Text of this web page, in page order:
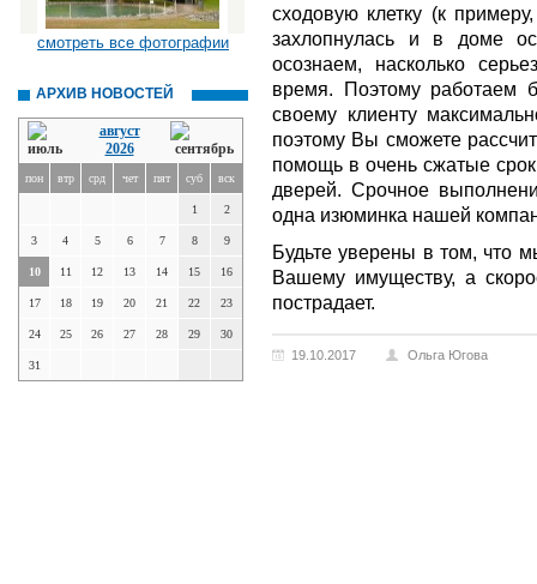
смотреть все фотографии
АРХИВ НОВОСТЕЙ
август
2026
пон втр срд чет пят суб вск
1 2
3 4 5 6 7 8 9
10 11 12 13 14 15 16
17 18 19 20 21 22 23
24 25 26 27 28 29 30
31
сходовую клетку (к
захлопнулась и в доме
осознаем, насколько
время. Поэтому работаем
своему клиенту
поэтому Вы сможете
помощь в очень сжатые
дверей. Срочное
одна изюминка нашей
Будьте уверены в том, что
Вашему имуществу, а
пострадает.
19.10.2017 Ольга Югова